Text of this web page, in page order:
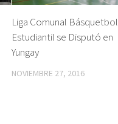
Liga Comunal Básquetbol
Estudiantil se Disputó en
Yungay
NOVIEMBRE 27, 2016